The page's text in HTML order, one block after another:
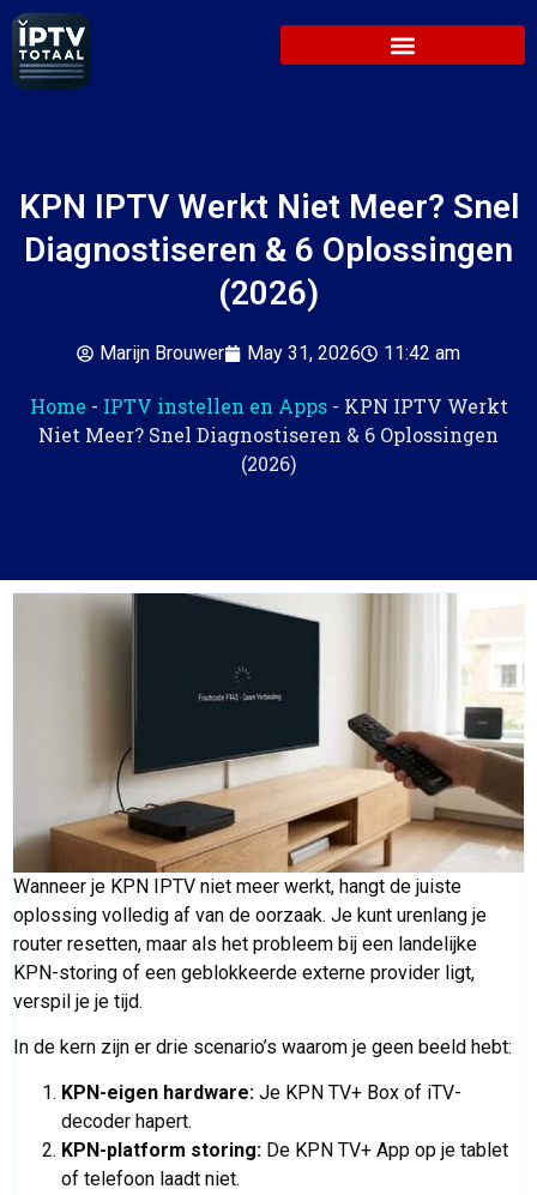
KPN IPTV Werkt Niet Meer? Snel
Diagnostiseren & 6 Oplossingen
(2026)
Marijn Brouwer May 31, 2026 11:42 am
Home - IPTV instellen en Apps- KPN IPTV Werkt
Niet Meer? Snel Diagnostiseren & 6 Oplossingen
(2026)
Wanneer je KPN IPTV niet meer werkt, hangt de juiste
oplossing volledig af van de oorzaak. Je kunt urenlang je
router resetten, maar als het probleem bij een landelijke
KPN-storing of een geblokkeerde externe provider ligt,
verspil je je tijd.
In de kern zijn er drie scenario’s waarom je geen beeld hebt:
KPN-eigen hardware: Je KPN TV+ Box of iTV-
decoder hapert.
KPN-platform storing: De KPN TV+ App op je tablet
of telefoon laadt niet.